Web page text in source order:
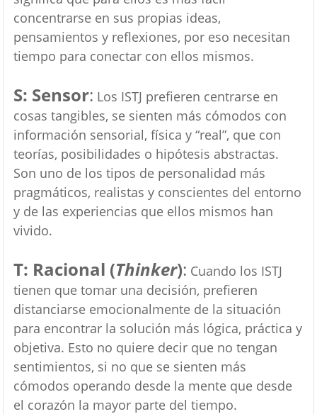
concentrarse en sus propias ideas,
pensamientos y reflexiones, por eso necesitan
tiempo para conectar con ellos mismos.
S: Sensor: Los ISTJ prefieren centrarse en
cosas tangibles, se sienten más cómodos con
información sensorial, física y “real”, que con
teorías, posibilidades o hipótesis abstractas.
Son uno de los tipos de personalidad más
pragmáticos, realistas y conscientes del entorno
y de las experiencias que ellos mismos han
vivido.
T: Racional (Thinker): Cuando los ISTJ
tienen que tomar una decisión, prefieren
distanciarse emocionalmente de la situación
para encontrar la solución más lógica, práctica y
objetiva. Esto no quiere decir que no tengan
sentimientos, si no que se sienten más
cómodos operando desde la mente que desde
el corazón la mayor parte del tiempo.